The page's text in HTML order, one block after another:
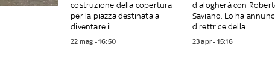
costruzione della copertura
per la piazza destinata a
diventare il...
22 mag - 16:50
dialogherà con
Saviano. Lo ha
direttrice della...
23 apr - 15:16